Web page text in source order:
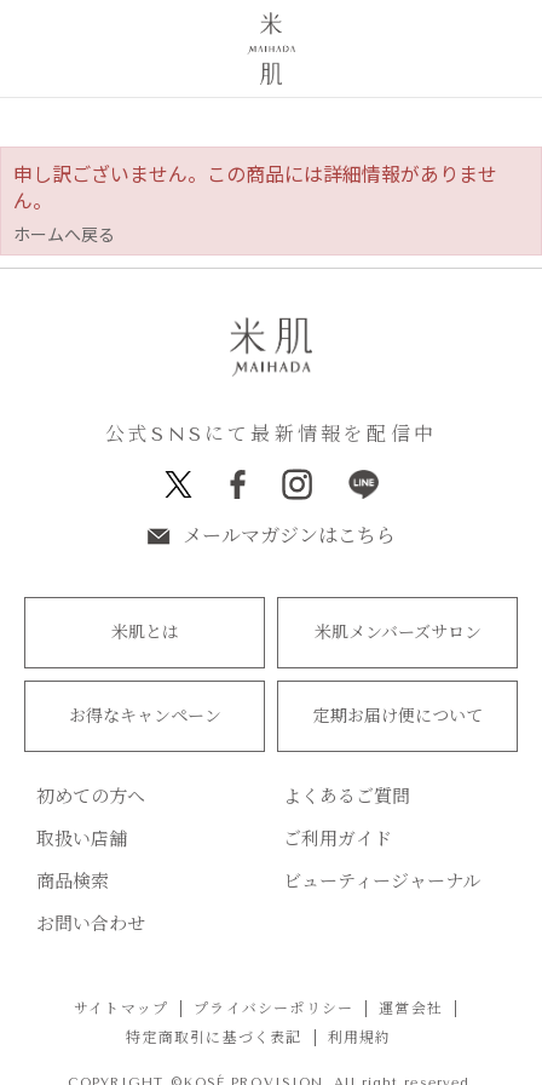
申し訳ございません。この商品には詳細情報がありませ
ん。
ホームへ戻る
公式SNSにて最新情報を配信中
メールマガジンはこちら
米肌とは 米肌メンバーズサロン
お得なキャンペーン 定期お届け便について
初めての方へ
よくあるご質問
取扱い店舗
ご利用ガイド
商品検索
ビューティージャーナル
お問い合わせ
サイトマップ プライバシーポリシー
運営会社
特定商取引に基づく表記
利用規約